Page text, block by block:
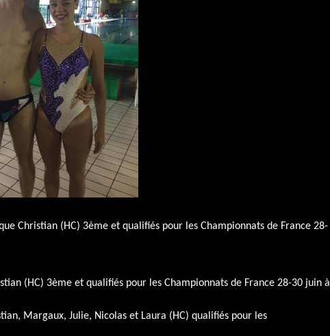
Christian (HC) 3ème et qualifiés pour les Championnats de France 28-
(HC) 3ème et qualifiés pour les Championnats de France 28-30 juin à
Margaux, Julie, Nicolas et Laura (HC) qualifiés pour les